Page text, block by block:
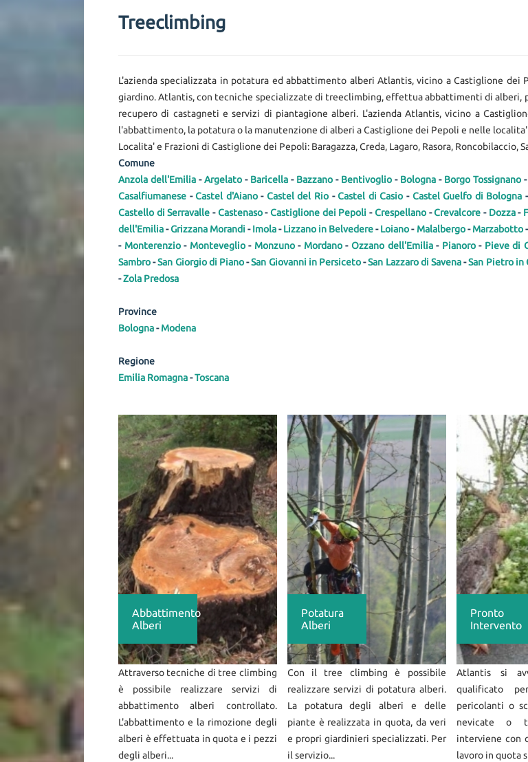
Treeclimbing
L'azienda specializzata in potatura ed abbattimento alberi Atlantis, vicino a Castiglione
giardino. Atlantis, con tecniche specializzate di treeclimbing, effettua abbattimenti di alberi,
recupero di castagneti e servizi di piantagione alberi. L'azienda Atlantis, vicino a
l'abbattimento, la potatura o la manutenzione di alberi a Castiglione dei Pepoli e nelle
Localita' e Frazioni di Castiglione dei Pepoli: Baragazza, Creda, Lagaro, Rasora, Roncobilaccio,
Comune
Anzola dell'Emilia -Argelato - Baricella - Bazzano - Bentivoglio - Bologna - Borgo Tossignano -
Casalfiumanese -Castel d'Aiano- Castel del Rio -Castel di Casio - Castel Guelfo di Bologna
Castello di Serravalle -Castenaso-Castiglione dei Pepoli -Crespellano-Crevalcore - Dozza-
dell'Emilia-Grizzana Morandi -Imola-Lizzano in Belvedere-Loiano- Malalbergo-Marzabotto-
- Monterenzio- Monteveglio- Monzuno- Mordano-Ozzano dell'Emilia- Pianoro- Pieve di
Sambro-San Giorgio di Piano-San Giovanni in Persiceto-San Lazzaro di Savena-San Pietro in
-Zola Predosa
Province
Bologna-Modena
Regione
Emilia Romagna-Toscana
Abbattimento
Alberi
Attraverso tecniche di tree climbing
è possibile realizzare servizi di
abbattimento alberi controllato.
L'abbattimento e la rimozione degli
alberi è effettuata in quota e i pezzi
degli alberi...
Potatura
Alberi
Con il tree climbing è possibile
realizzare servizi di potatura alberi.
La potatura degli alberi e delle
piante è realizzata in quota, da veri
e propri giardinieri specializzati. Per
il servizio...
Pronto
Intervento
Atlantis si
qualificato
pericolanti o
nevicate o
interviene con
lavoro in quota